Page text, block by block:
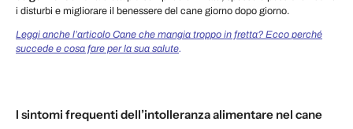
i disturbi e migliorare il benessere del cane giorno dopo giorno.
Leggi anche l’articolo Cane che mangia troppo in fretta? Ecco perché
succede e cosa fare per la sua salute.
I sintomi frequenti dell’intolleranza alimentare nel cane